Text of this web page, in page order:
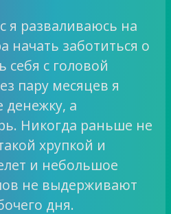
я разваливаюсь на
начать заботиться о
себя с головой
пару месяцев я
денежку, а
Никогда раньше не
хрупкой и
и небольшое
не выдерживают
дня.